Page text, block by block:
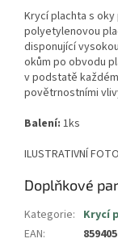
Krycí plachta s
polyetylenovou
disponující
okům po obvodu
v podstatě
povětrnostními
Balení: 1ks
ILUSTRATIVNÍ FOTO
Doplňkové
Kategorie: Krycí
EAN: